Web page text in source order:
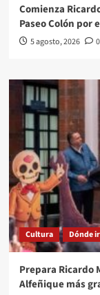
Comienza
Paseo Colón por
5 agosto, 2026 0
Cultura Dónde ir
Prepara Ricardo
Alfeñique más